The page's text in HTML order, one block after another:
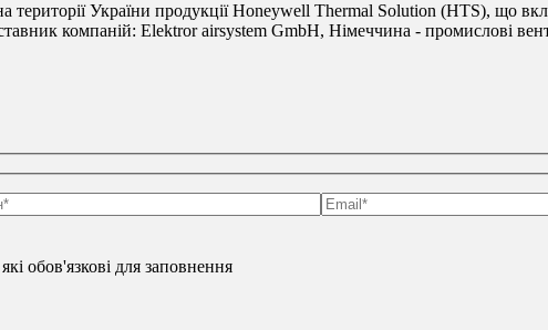
України продукції Honeywell Thermal Solution (HTS), що
компаній: Elektror airsystem GmbH, Німеччина - промислові
обов'язкові для заповнення